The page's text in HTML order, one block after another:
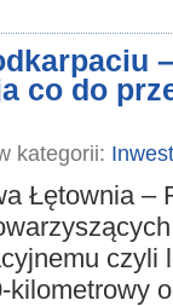
co do
kategorii:
Łętownia –
czyli
kilometrowy